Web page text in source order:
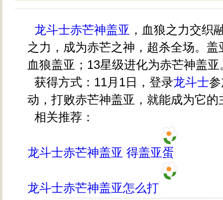
龙斗士赤芒神盖亚 ，血狼之力交织
之力，成为赤芒之神，超杀全场。
血狼盖亚；13星级进化为赤芒神盖亚
获得方式：11月1日，登录龙斗士
动，打败赤芒神盖亚，就能成为它的
相关推荐：
龙斗士赤芒神盖亚 得盖亚蛋
龙斗士赤芒神盖亚怎么打